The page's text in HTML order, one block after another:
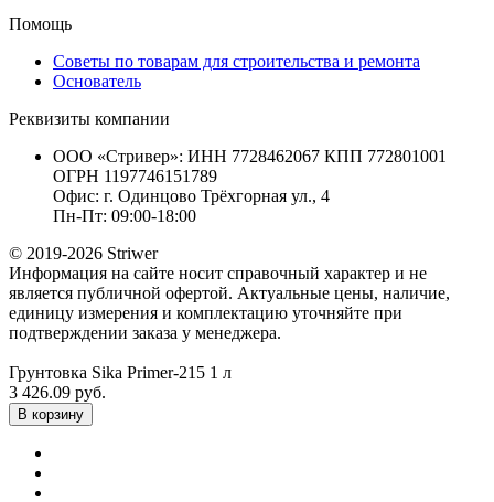
Помощь
Советы по товарам для строительства и ремонта
Основатель
Реквизиты компании
ООО «Стривер»: ИНН 7728462067 КПП 772801001
ОГРН 1197746151789
Офис: г. Одинцово Трёхгорная ул., 4
Пн-Пт: 09:00-18:00
© 2019-2026 Striwer
Информация на сайте носит справочный характер и не
является публичной офертой. Актуальные цены, наличие,
единицу измерения и комплектацию уточняйте при
подтверждении заказа у менеджера.
Грунтовка Sika Primer-215 1 л
3 426.09 руб.
В корзину